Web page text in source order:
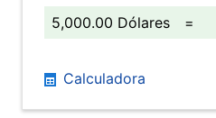
5,000.00 Dólares
=
Calculadora